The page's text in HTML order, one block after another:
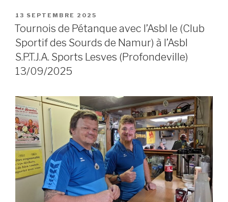
POSTED
ON
13 SEPTEMBRE 2025
Tournois de Pétanque avec l’Asbl le (Club
Sportif des Sourds de Namur) à l’Asbl
S.P.T.J.A. Sports Lesves (Profondeville)
13/09/2025